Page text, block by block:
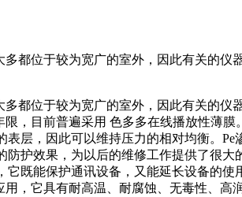
多都位于较为宽广的室外，因此有
大多都位于较为宽广的室外，因此有关
，目前普遍采用 色多多在线播放性薄膜。
，因此可以维持压力的相对均衡。
果，为以后的维修工作提供了很大的
能保护通讯设备，又能延长设备的使用
耐高温、耐腐蚀、无毒性、高